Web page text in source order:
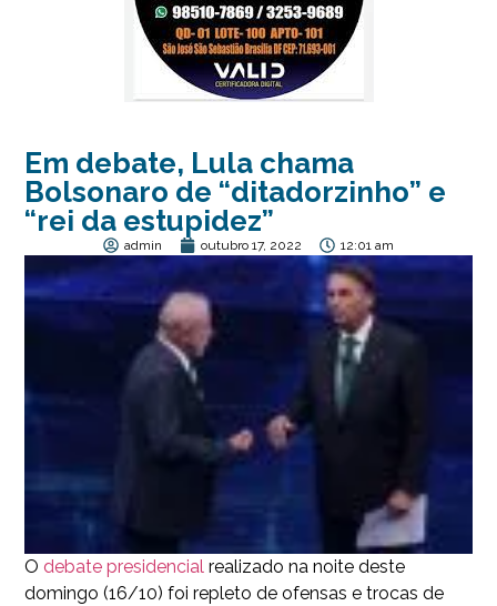
Em debate, Lula chama
Bolsonaro de “ditadorzinho” e
“rei da estupidez”
admin outubro 17, 2022 12:01 am
O debate presidencial realizado na noite deste
domingo (16/10) foi repleto de ofensas e trocas de